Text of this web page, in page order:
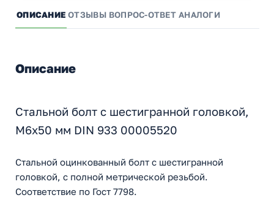
ОПИСАНИЕ ОТЗЫВЫ ВОПРОС-ОТВЕТ АНАЛОГИ
Описание
Стальной болт с шестигранной головкой,
M6x50 мм DIN 933 00005520
Стальной оцинкованный болт с шестигранной
головкой, с полной метрической резьбой.
Соответствие по Гост 7798.